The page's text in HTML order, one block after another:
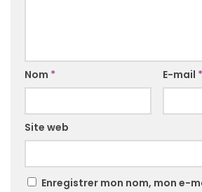
Nom * E-mail *
Site web
Enregistrer mon nom, mon e-